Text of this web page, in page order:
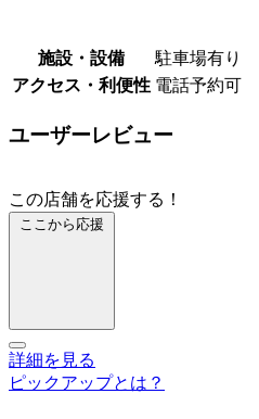
施設・設備
駐車場有り
アクセス・利便性 電話予約可
ユーザーレビュー
この店舗を応援する！
ここから応援
詳細を見る
ピックアップとは？